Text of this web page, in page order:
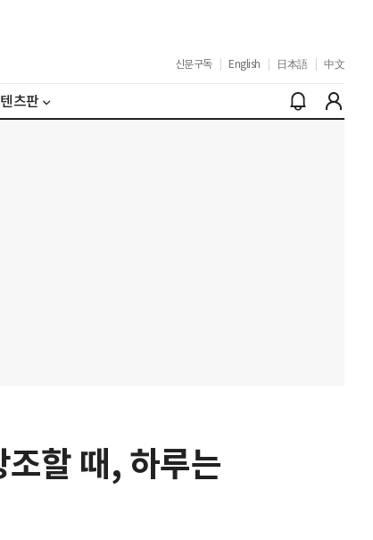
신문구독 English 日本語 中文
츠판
할 때, 하루는